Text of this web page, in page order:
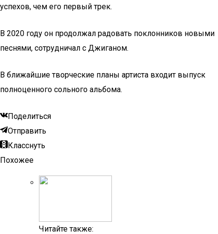
успехов, чем его первый трек.
В 2020 году он продолжал радовать поклонников новыми
песнями, сотрудничал с Джиганом.
В ближайшие творческие планы артиста входит выпуск
полноценного сольного альбома.
Поделиться
Отправить
Класснуть
Похожее
Читайте также: